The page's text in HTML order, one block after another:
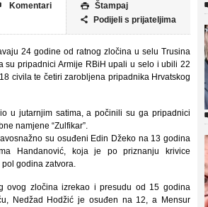
 Štampaj
 Podijeli s prijateljima
Komentari
24 godine od ratnog zločina u selu Trusina
su pripadnici Armije RBiH upali u selo i ubili 22
civila te četiri zarobljena pripadnika Hrvatskog
u jutarnjim satima, a počinili su ga pripadnici
namjene “Zulfikar”.
su osuđeni Edin Džeko na 13 godina
Handanović, koja je po priznanju krivice
godina zatvora.
ovog zločina izrekao i presudu od 15 godina
Nedžad Hodžić je osuđen na 12, a Mensur